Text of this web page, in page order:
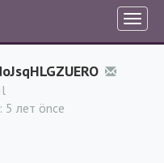
5 лет önce